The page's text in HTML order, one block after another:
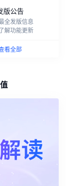
版公告
全发版信息
解功能更新
看全部